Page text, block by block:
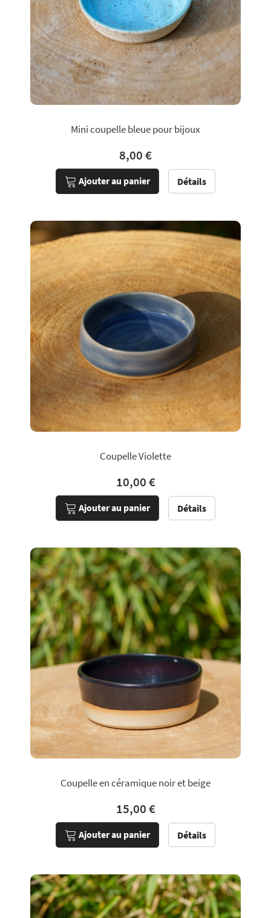
Mini coupelle bleue pour bijoux
8,00 €
Ajouter au panier Détails
Coupelle Violette
10,00 €
Ajouter au panier Détails
Coupelle en céramique noir et beige
15,00 €
Ajouter au panier Détails